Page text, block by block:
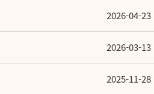
2026-04-23
2026-03-13
2025-11-28